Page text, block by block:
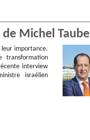
de Michel Taube
importance.
transformation
interview
israélien